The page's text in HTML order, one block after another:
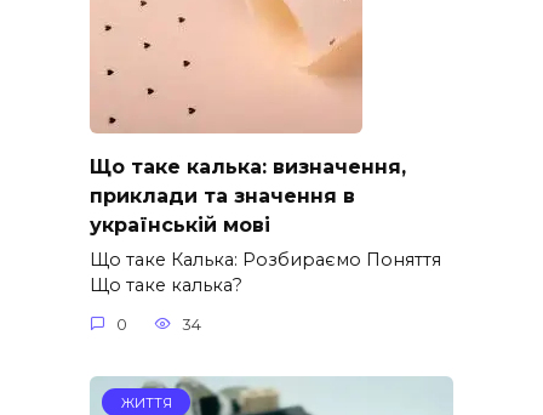
Що таке калька: визначення,
приклади та значення в
українській мові
Що таке Калька: Розбираємо Поняття
Що таке калька?
0 34
ЖИТТЯ